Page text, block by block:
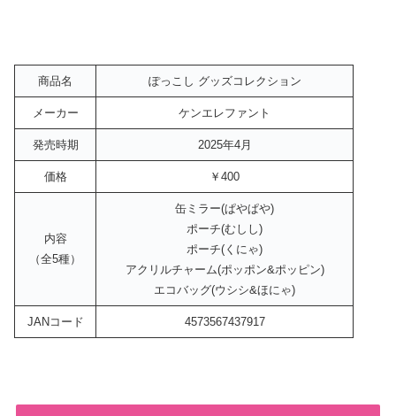
商品名 ぽっこし グッズコレクション
メーカー ケンエレファント
発売時期 2025年4月
価格 ￥400
内容
（全5種）
缶ミラー(ぱやぱや)
ポーチ(むしし)
ポーチ(くにゃ)
アクリルチャーム(ポッポン&ポッピン)
エコバッグ(ウシシ&ほにゃ)
JANコード 4573567437917